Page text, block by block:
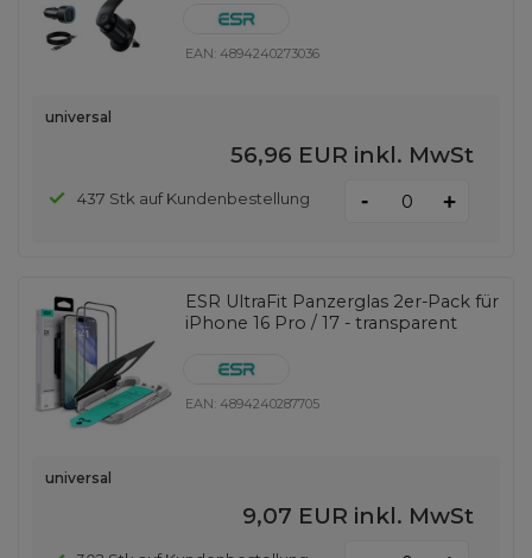
EAN: 4894240273036
universal
56,96 EUR inkl. MwSt
437 Stk auf Kundenbestellung - +
ESR UltraFit Panzerglas 2er-Pack für
iPhone 16 Pro / 17 - transparent
EAN: 4894240287705
universal
9,07 EUR inkl. MwSt